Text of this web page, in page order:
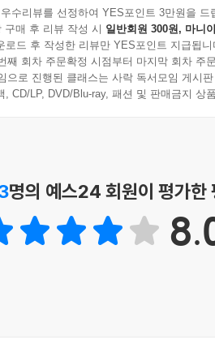
수리뷰를 선정하여 YES포인트 3만원을 드
구매 후 리뷰 작성 시 일반회원 300원, 마니
로드 후 작성한 리뷰만 YES포인트 지급됩니
째 회차 주문확정 시점부터 마지막 회차 주
으로 진행된 클래스는 사락 독서모임 게시
, CD/LP, DVD/Blu-ray, 패션 및 판매금지 상
명의 예스24 회원이 평가한